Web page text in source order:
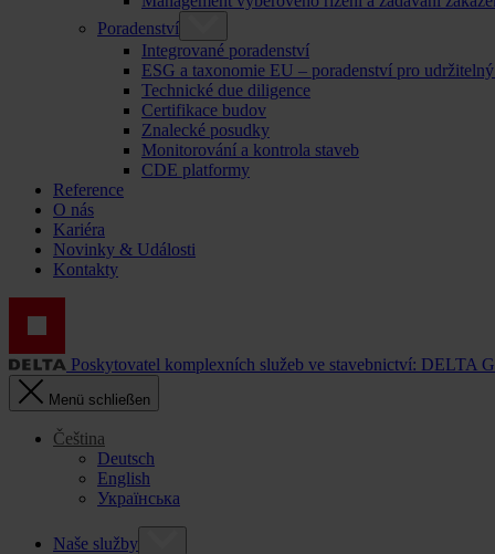
Poradenství
Integrované poradenství
ESG a taxonomie EU – poradenství pro
Technické due diligence
Certifikace budov
Znalecké posudky
Monitorování a kontrola staveb
CDE platformy
Reference
O nás
Kariéra
Novinky & Události
Kontakty
Poskytovatel komplexních služeb ve stavebnictví: DELTA
Menü schließen
Čeština
Deutsch
English
Українська
Naše služby